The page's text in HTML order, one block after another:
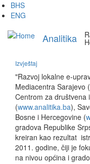
Skip
to
content
BHS
ENG
Analitika
Izvještaj
"Razvoj lokalne e-
Mediacentra Sarajevo (
Centrom za društvena
(www.analitika.ba),
Bosne i Hercegovine (
gradova Republike
kreiran kao rezultat
2011. godine, čiji je
na nivou općina i